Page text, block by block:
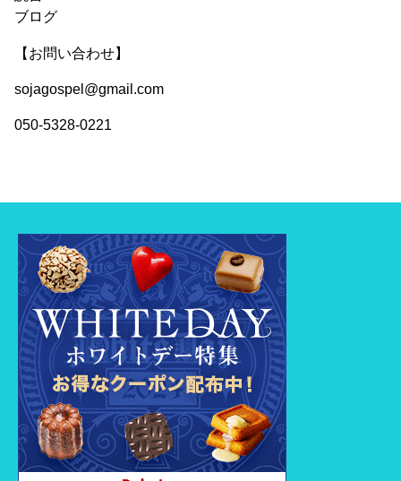
ブログ
【お問い合わせ】
sojagospel@gmail.com
050-5328-0221